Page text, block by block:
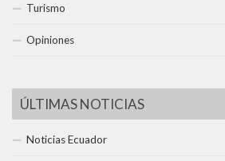
Turismo
Opiniones
ÚLTIMAS NOTICIAS
Noticias Ecuador